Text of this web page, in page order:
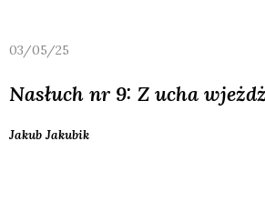
03/05/25
Nasłuch nr 9: Z ucha
Jakub Jakubik